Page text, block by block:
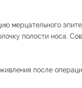
мерцательного
полости носа.
после